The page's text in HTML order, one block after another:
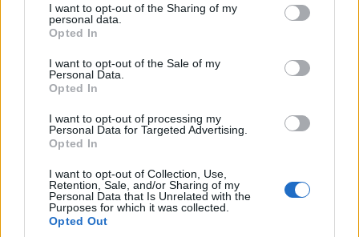
not limited to your visit or usage behaviour. You may click to
grant or deny consent to Google and its third-party tags to
use your data for below specified purposes in below Google
consent section.
I want to opt-out of the Sharing of my
personal data.
Opted In
I want to opt-out of the Sale of my
Personal Data.
Opted In
I want to opt-out of processing my
Personal Data for Targeted Advertising.
Opted In
I want to opt-out of Collection, Use,
Retention, Sale, and/or Sharing of my
Personal Data that Is Unrelated with the
Purposes for which it was collected.
Opted Out